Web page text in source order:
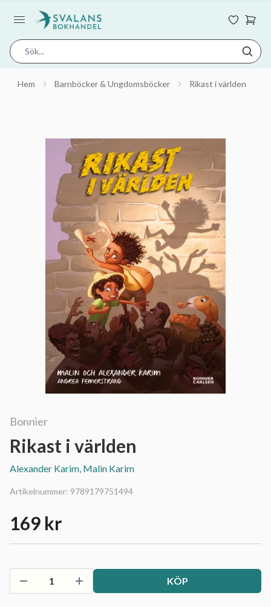
Hem Barnböcker & Ungdomsböcker Rikast i världen
Bonnier
Rikast i världen
Alexander Karim, Malin Karim
Artikelnummer: 9789179751494
169 kr
KÖP